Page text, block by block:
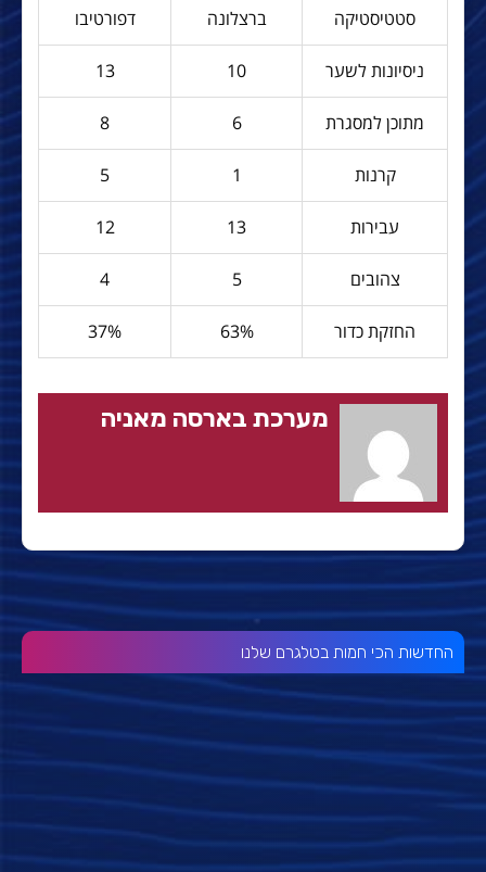
סטטיסטיקה ברצלונה דפורטיבו
ניסיונות לשער 10
13
מתוכן למסגרת 6
8
קרנות 1
5
עבירות 13
12
צהובים 5
4
החזקת כדור 63%
37%
מערכת בארסה מאניה
החדשות הכי חמות בטלגרם שלנו